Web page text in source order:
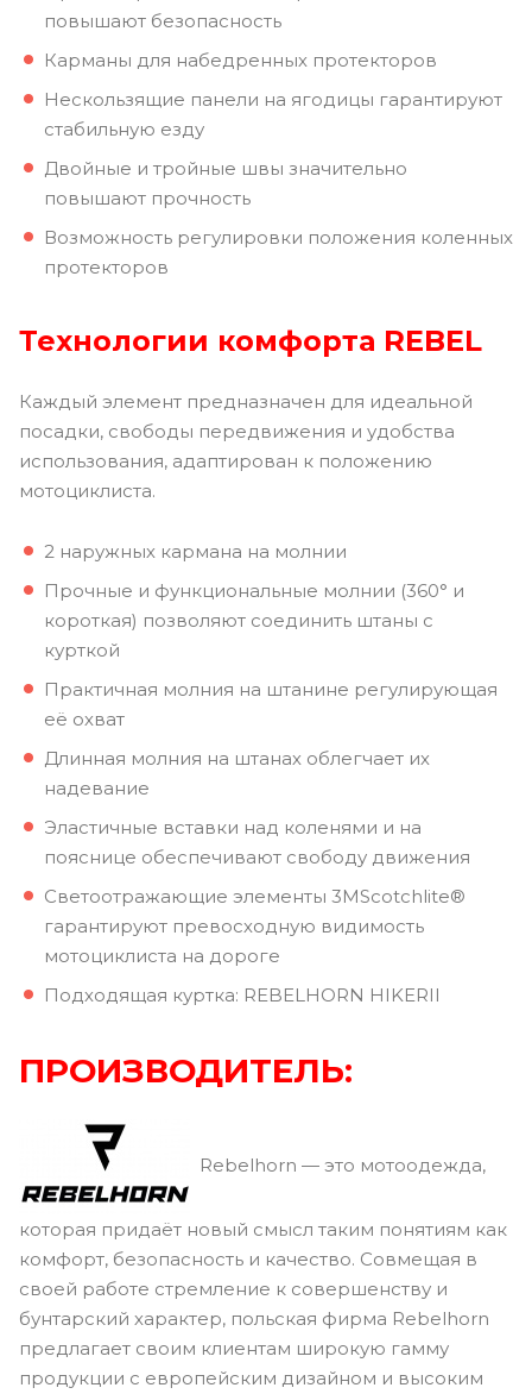
повышают безопасность
Карманы для набедренных протекторов
Нескользящие панели на ягодицы гарантируют
стабильную езду
Двойные и тройные швы значительно
повышают прочность
Возможность регулировки положения коленных
протекторов
Технологии комфорта REBEL
Каждый элемент предназначен для идеальной
посадки, свободы передвижения и удобства
использования, адаптирован к положению
мотоциклиста.
2 наружных кармана на молнии
Прочные и функциональные молнии (360° и
короткая) позволяют соединить штаны с
курткой
Практичная молния на штанине регулирующая
её охват
Длинная молния на штанах облегчает их
надевание
Эластичные вставки над коленями и на
пояснице обеспечивают свободу движения
Светоотражающие элементы 3MScotchlite®
гарантируют превосходную видимость
мотоциклиста на дороге
Подходящая куртка: REBELHORN HIKERII
ПРОИЗВОДИТЕЛЬ:
Rebelhorn — это мотоодежда,
которая придаёт новый смысл таким понятиям как
комфорт, безопасность и качество. Совмещая в
своей работе стремление к совершенству и
бунтарский характер, польская фирма Rebelhorn
предлагает своим клиентам широкую гамму
продукции с европейским дизайном и высоким